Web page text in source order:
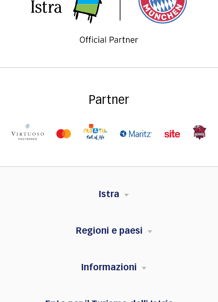
Partner
Istra
Regioni e paesi
Informazioni